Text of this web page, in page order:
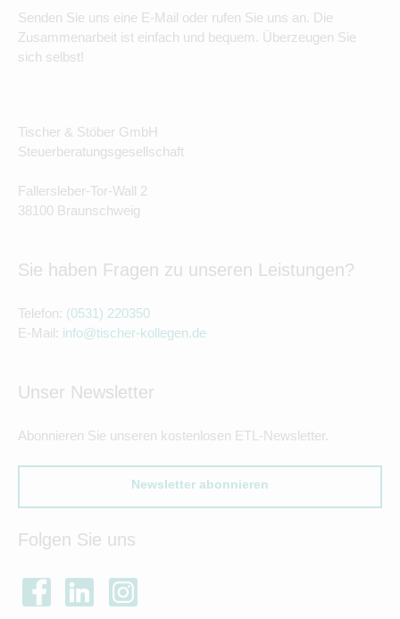
Senden Sie uns eine E-Mail oder rufen Sie uns an. Die
Zusammenarbeit ist einfach und bequem. Überzeugen Sie
sich selbst!
Tischer & Stöber GmbH
Steuerberatungsgesellschaft
Fallersleber-Tor-Wall 2
38100 Braunschweig
Sie haben Fragen zu unseren Leistungen?
Telefon: (0531) 220350
E-Mail: info@tischer-kollegen.de
Unser Newsletter
Abonnieren Sie unseren kostenlosen ETL-Newsletter.
Newsletter abonnieren
Folgen Sie uns